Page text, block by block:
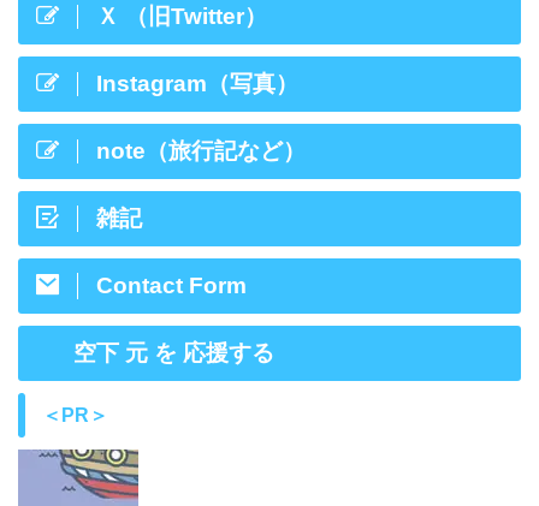
Ｘ （旧Twitter）
Instagram（写真）
note（旅行記など）
雑記
Contact Form
空下 元 を 応援する
＜PR＞